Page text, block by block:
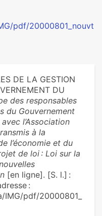
pdf/20000801_nouvt
DE LA GESTION
DU
des responsables
du Gouvernement
l’Association
à la
l’économie et du
de loi : Loi sur la
[en ligne]. [S. l.] :
:
pdf/20000801_